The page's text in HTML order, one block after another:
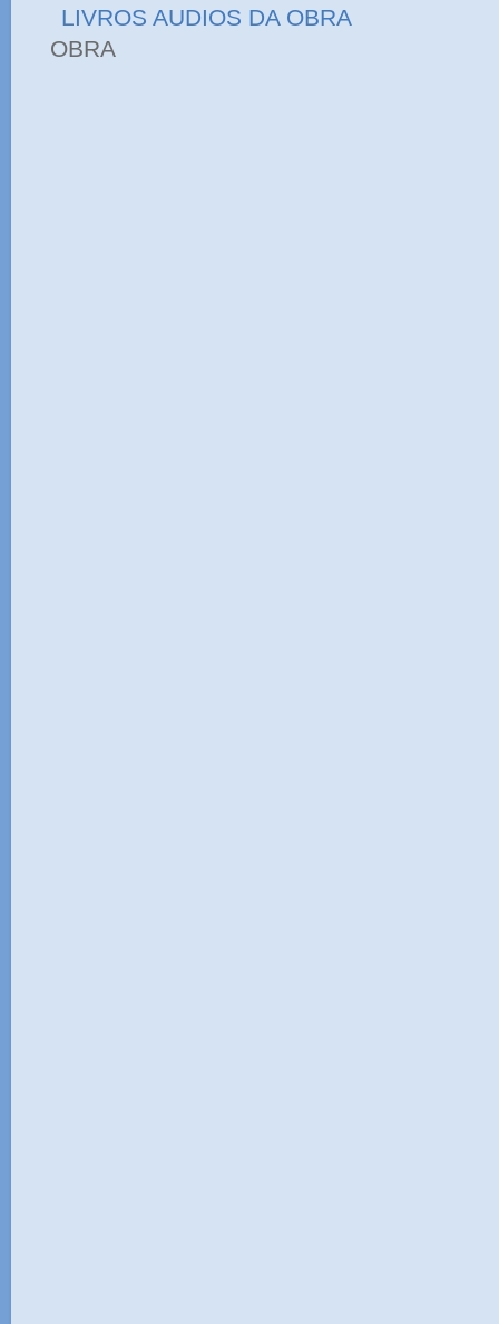
LIVROS AUDIOS DA OBRA
OBRA